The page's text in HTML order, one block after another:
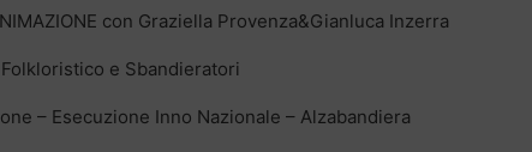
con Graziella Provenza&Gianluca Inzerra
Folkloristico e Sbandieratori
– Esecuzione Inno Nazionale – Alzabandiera